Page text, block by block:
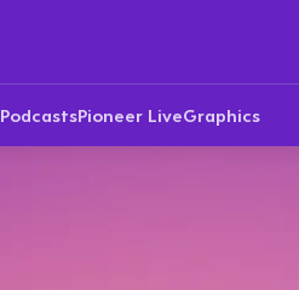
PodcastsPioneer LiveGraphics